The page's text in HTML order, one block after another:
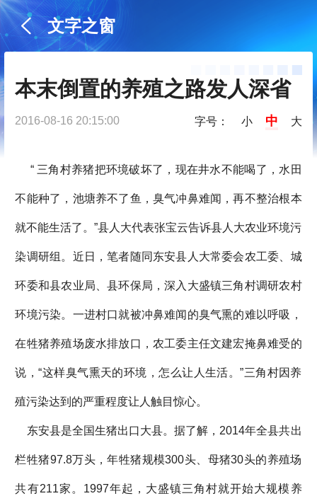
文字之窗
本末倒置的养殖之路发人深省
2016-08-16 20:15:00 字号： 小 中 大
“ 三角村养猪把环境破坏了，现在井水不能喝了，水田
不能种了，池塘养不了鱼，臭气冲鼻难闻，再不整治根本
就不能生活了。”县人大代表张宝云告诉县人大农业环境污
染调研组。近日，笔者随同东安县人大常委会农工委、城
环委和县农业局、县环保局，深入大盛镇三角村调研农村
环境污染。一进村口就被冲鼻难闻的臭气熏的难以呼吸，
在牲猪养殖场废水排放口，农工委主任文建宏掩鼻难受的
说，“这样臭气熏天的环境，怎么让人生活。”三角村因养
殖污染达到的严重程度让人触目惊心。
东安县是全国生猪出口大县。据了解，2014年全县共出
栏牲猪97.8万头，年牲猪规模300头、母猪30头的养殖场
共有211家。1997年起，大盛镇三角村就开始大规模养